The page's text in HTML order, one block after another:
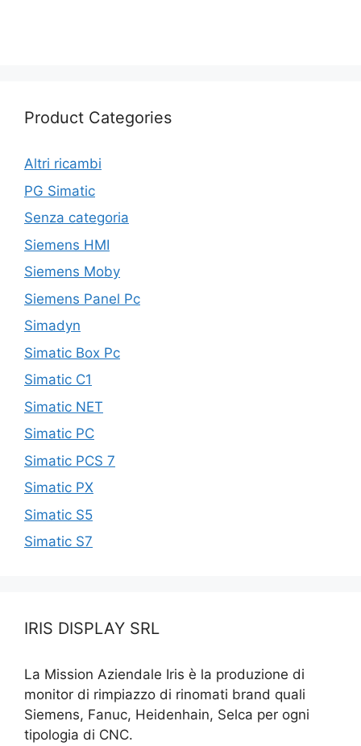
Product Categories
Altri ricambi
PG Simatic
Senza categoria
Siemens HMI
Siemens Moby
Siemens Panel Pc
Simadyn
Simatic Box Pc
Simatic C1
Simatic NET
Simatic PC
Simatic PCS 7
Simatic PX
Simatic S5
Simatic S7
IRIS DISPLAY SRL
La Mission Aziendale Iris è la produzione di
monitor di rimpiazzo di rinomati brand quali
Siemens, Fanuc, Heidenhain, Selca per ogni
tipologia di CNC.